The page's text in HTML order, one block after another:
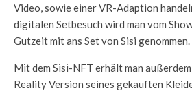
Video, sowie einer VR-Adaption
digitalen Setbesuch wird man vom
Gutzeit mit ans Set von Sisi genommen.
Mit dem Sisi-NFT erhält man
Reality Version seines gekauften